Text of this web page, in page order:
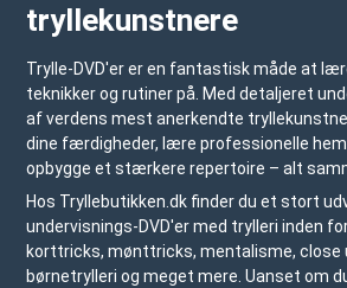
tryllekunstnere
Trylle-DVD'er er en fantastisk måde at
teknikker og rutiner på. Med detaljeret
af verdens mest anerkendte
dine færdigheder, lære professionelle
opbygge et stærkere repertoire – alt
Hos Tryllebutikken.dk finder du et stort
undervisnings-DVD'er med trylleri inden
korttricks, mønttricks, mentalisme, close
børnetrylleri og meget mere. Uanset om